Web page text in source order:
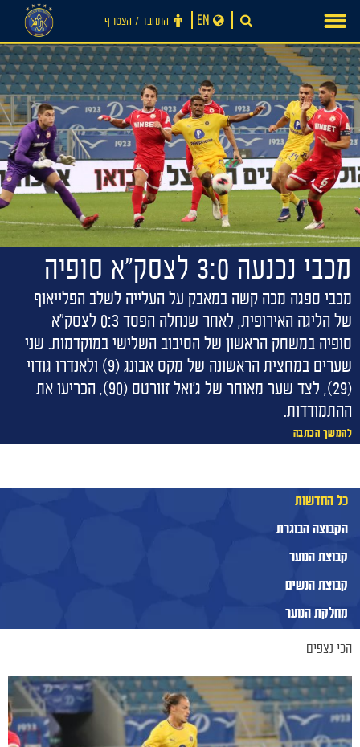
חדשות
content
התחבר ‪/‬ הצטרף EN
מכבי נכנעה 3:0 לצסק״א סופיה
מכבי ספגה מכה קשה במאבק על העלייה לשלב הפלייאוף
של הליגה האירופית, לאחר שנחלה הפסד 0:3 לצסק"א
סופיה במשחק הראשון של הסיבוב השלישי במוקדמות. שני
שערים במחצית הראשונה של מקס אבונג (9) ולאנדרו גודוי
(29), לצד שער מאוחר של ג'ואל זוורטס (90), הכריעו את
ההתמודדות.
להמשך הכתבה
כל החדשות
הקבוצה הבוגרת
קבוצת הנוער
קבוצת הנשים
מחלקת הנוער
הכי נצפים